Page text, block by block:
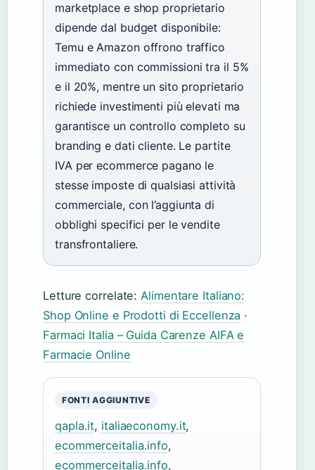
marketplace e shop proprietario
dipende dal budget disponibile:
Temu e Amazon offrono traffico
immediato con commissioni tra il 5%
e il 20%, mentre un sito proprietario
richiede investimenti più elevati ma
garantisce un controllo completo su
branding e dati cliente. Le partite
IVA per ecommerce pagano le
stesse imposte di qualsiasi attività
commerciale, con l’aggiunta di
obblighi specifici per le vendite
transfrontaliere.
Letture correlate:Alimentare Italiano:
Shop Online e Prodotti di Eccellenza ·
Farmaci Italia – Guida Carenze AIFA e
Farmacie Online
FONTI AGGIUNTIVE
qapla.it, italiaeconomy.it,
ecommerceitalia.info,
ecommerceitalia.info,